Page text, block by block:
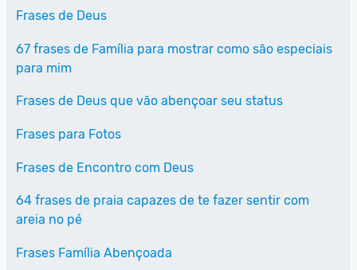
Frases de Deus
67 frases de Família para mostrar como são especiais
para mim
Frases de Deus que vão abençoar seu status
Frases para Fotos
Frases de Encontro com Deus
64 frases de praia capazes de te fazer sentir com
areia no pé
Frases Família Abençoada